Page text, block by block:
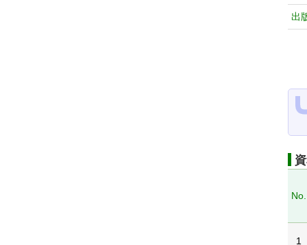
出
No.
1